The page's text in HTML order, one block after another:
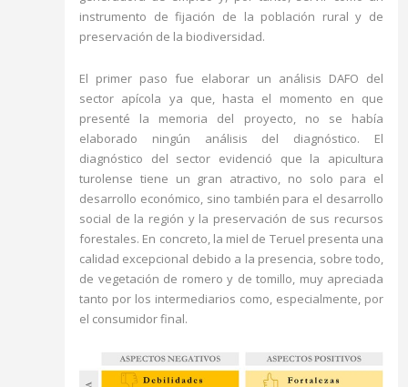
instrumento de fijación de la población rural y de
preservación de la biodiversidad.
El primer paso fue elaborar un análisis DAFO del
sector apícola ya que, hasta el momento en que
presenté la memoria del proyecto, no se había
elaborado ningún análisis del diagnóstico. El
diagnóstico del sector evidenció que la apicultura
turolense tiene un gran atractivo, no solo para el
desarrollo económico, sino también para el desarrollo
social de la región y la preservación de sus recursos
forestales. En concreto, la miel de Teruel presenta una
calidad excepcional debido a la presencia, sobre todo,
de vegetación de romero y de tomillo, muy apreciada
tanto por los intermediarios como, especialmente, por
el consumidor final.